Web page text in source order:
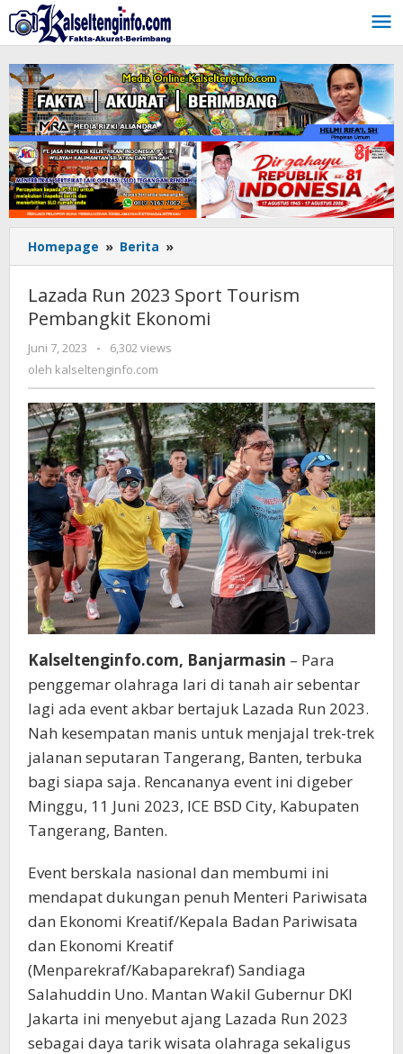
Lewati
ke
konten
Homepage » Berita »
Run
Sport
Tourism
Lazada Run 2023 Sport Tourism
Pembangkit Ekonomi
Juni 7, 2023
oleh
kalseltenginfo.com
-
6,302 views
oleh kalseltenginfo.com
Kalseltenginfo.com, Banjarmasin – Para
penggemar olahraga lari di tanah air sebentar
lagi ada event akbar bertajuk Lazada Run 2023.
Nah kesempatan manis untuk menjajal trek-trek
jalanan seputaran Tangerang, Banten, terbuka
bagi siapa saja. Rencananya event ini digeber
Minggu, 11 Juni 2023, ICE BSD City, Kabupaten
Tangerang, Banten.
Event berskala nasional dan membumi ini
mendapat dukungan penuh Menteri Pariwisata
dan Ekonomi Kreatif/Kepala Badan Pariwisata
dan Ekonomi Kreatif
(Menparekraf/Kabaparekraf) Sandiaga
Salahuddin Uno. Mantan Wakil Gubernur DKI
Jakarta ini menyebut ajang Lazada Run 2023
sebagai daya tarik wisata olahraga sekaligus